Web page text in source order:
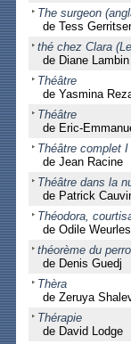
The surgeon
de Tess
thé chez Clara
de Diane Lambin
Théâtre
de Yasmina
Théâtre
de Eric-
Théâtre complet
de Jean Racine
Théâtre dans la
de Patrick
Théodora,
de Odile
théorème du
de Denis Guedj
Thèra
de Zeruya
Thérapie
de David Lodge